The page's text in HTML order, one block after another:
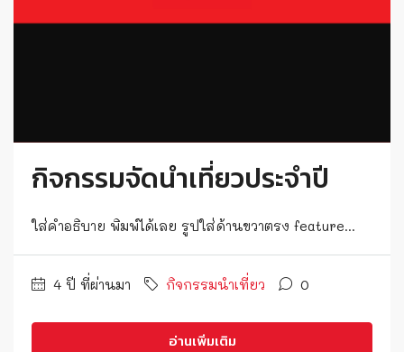
กิจกรรมจัดนำเที่ยวประจำปี
ใส่คำอธิบาย พิมพ์ได้เลย รูปใส่ด้านขวาตรง feature...
4 ปี ที่ผ่านมา กิจกรรมนำเที่ยว 0
อ่านเพิ่มเติม